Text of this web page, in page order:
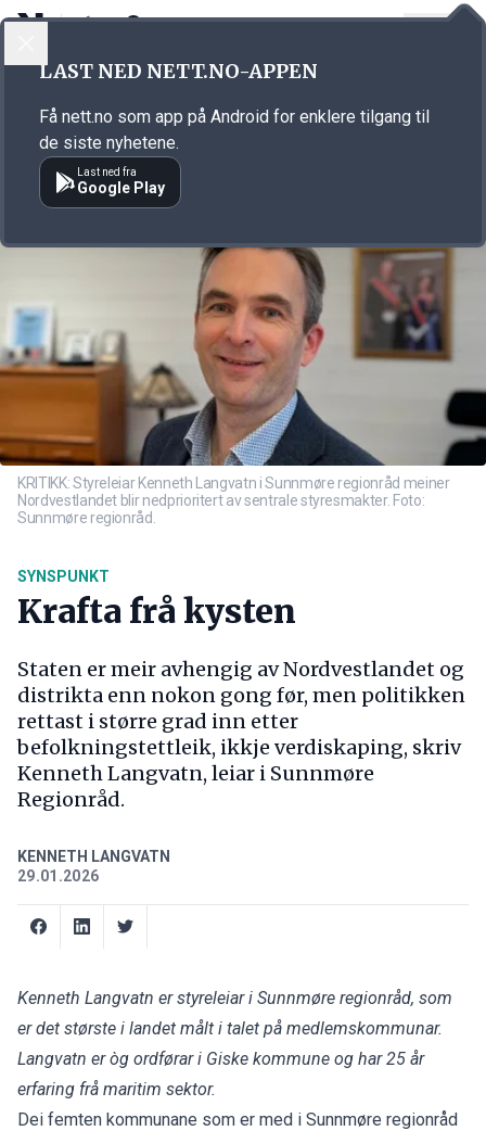
Annonsørinnhold
KRITIKK: Styreleiar Kenneth Langvatn i Sunnmøre regionråd meiner
Nordvestlandet blir nedprioritert av sentrale styresmakter. Foto:
Sunnmøre regionråd.
SYNSPUNKT
Krafta frå kysten
Staten er meir avhengig av Nordvestlandet og
distrikta enn nokon gong før, men politikken
rettast i større grad inn etter
befolkningstettleik, ikkje verdiskaping, skriv
Kenneth Langvatn, leiar i Sunnmøre
Regionråd.
KENNETH LANGVATN
29.01.2026
Kenneth Langvatn er styreleiar i Sunnmøre regionråd, som
er det største i landet målt i talet på medlemskommunar.
Langvatn er òg ordførar i Giske kommune og har 25 år
erfaring frå maritim sektor.
Dei femten kommunane som er med i Sunnmøre regionråd
LAST NED NETT.NO-APPEN
Få nett.no som app på Android for enklere tilgang til
de siste nyhetene.
Last ned fra
Google Play